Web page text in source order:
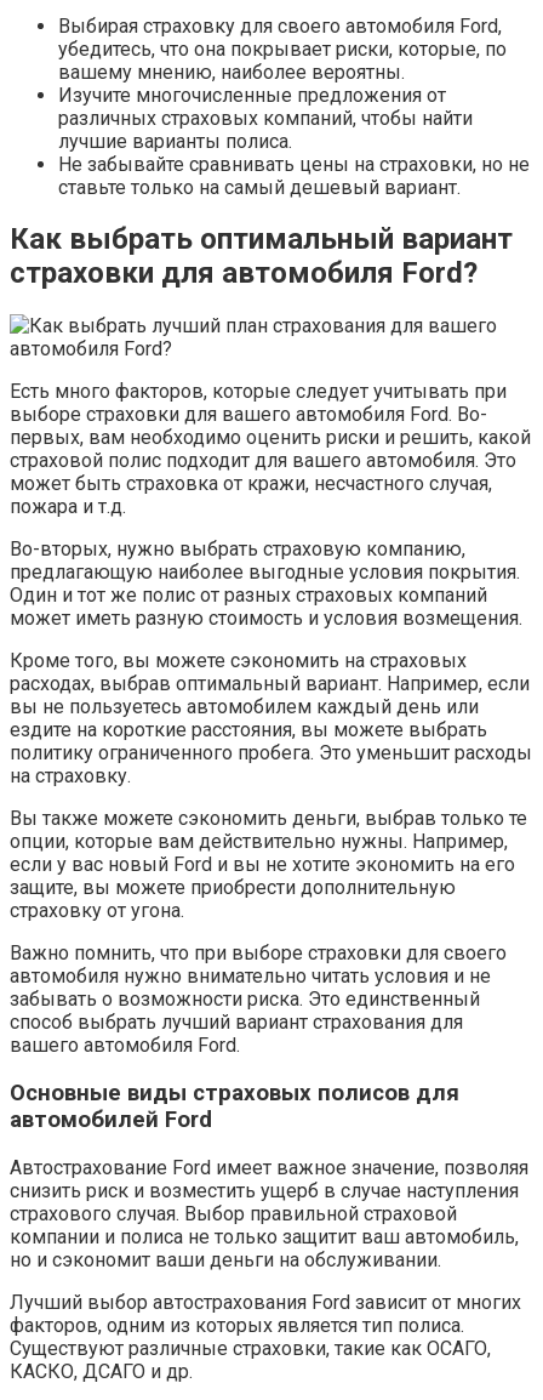
Выбирая страховку для своего автомобиля Ford,
убедитесь, что она покрывает риски, которые, по
вашему мнению, наиболее вероятны.
Изучите многочисленные предложения от
различных страховых компаний, чтобы найти
лучшие варианты полиса.
Не забывайте сравнивать цены на страховки, но не
ставьте только на самый дешевый вариант.
Как выбрать оптимальный вариант
страховки для автомобиля Ford?
Есть много факторов, которые следует учитывать при
выборе страховки для вашего автомобиля Ford. Во-
первых, вам необходимо оценить риски и решить, какой
страховой полис подходит для вашего автомобиля. Это
может быть страховка от кражи, несчастного случая,
пожара и т.д.
Во-вторых, нужно выбрать страховую компанию,
предлагающую наиболее выгодные условия покрытия.
Один и тот же полис от разных страховых компаний
может иметь разную стоимость и условия возмещения.
Кроме того, вы можете сэкономить на страховых
расходах, выбрав оптимальный вариант. Например, если
вы не пользуетесь автомобилем каждый день или
ездите на короткие расстояния, вы можете выбрать
политику ограниченного пробега. Это уменьшит расходы
на страховку.
Вы также можете сэкономить деньги, выбрав только те
опции, которые вам действительно нужны. Например,
если у вас новый Ford и вы не хотите экономить на его
защите, вы можете приобрести дополнительную
страховку от угона.
Важно помнить, что при выборе страховки для своего
автомобиля нужно внимательно читать условия и не
забывать о возможности риска. Это единственный
способ выбрать лучший вариант страхования для
вашего автомобиля Ford.
Основные виды страховых полисов для
автомобилей Ford
Автострахование Ford имеет важное значение, позволяя
снизить риск и возместить ущерб в случае наступления
страхового случая. Выбор правильной страховой
компании и полиса не только защитит ваш автомобиль,
но и сэкономит ваши деньги на обслуживании.
Лучший выбор автострахования Ford зависит от многих
факторов, одним из которых является тип полиса.
Существуют различные страховки, такие как ОСАГО,
КАСКО, ДСАГО и др.